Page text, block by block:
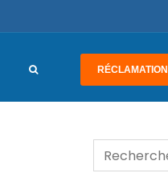
RÉCLAMATION